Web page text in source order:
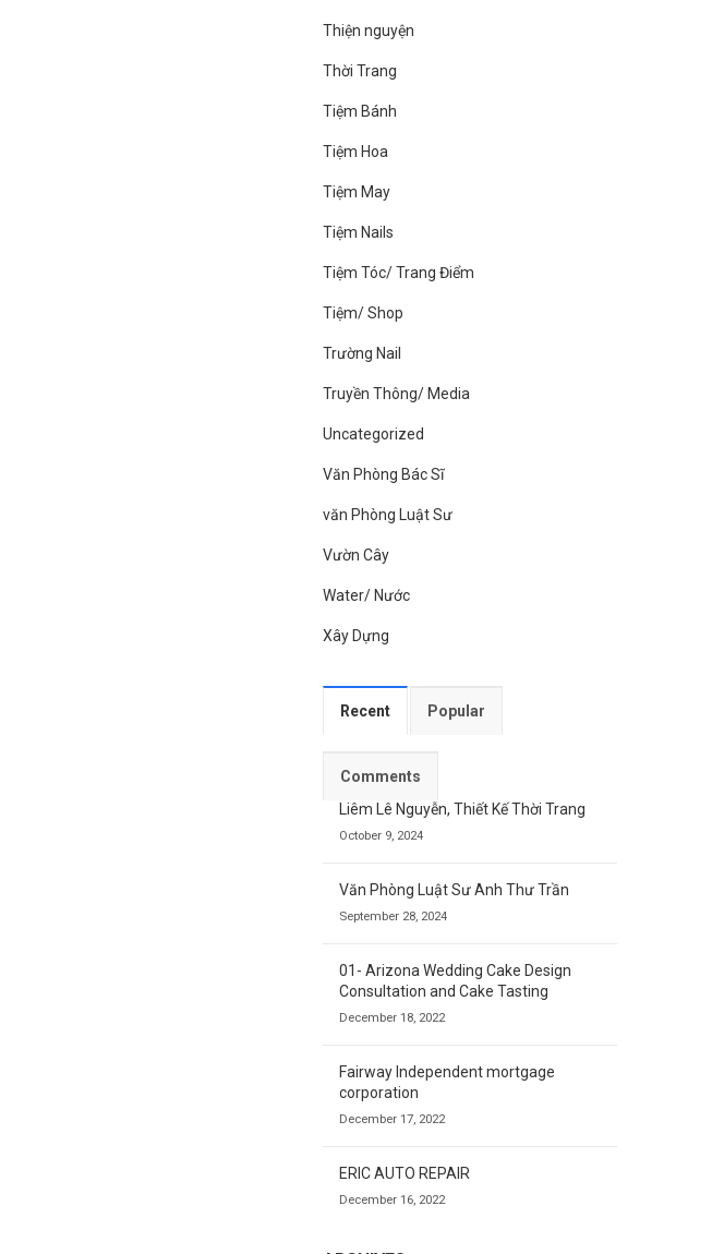
Thiện nguyện
Thời Trang
Tiệm Bánh
Tiệm Hoa
Tiệm May
Tiệm Nails
Tiệm Tóc/ Trang Điểm
Tiệm/ Shop
Trường Nail
Truyền Thông/ Media
Uncategorized
Văn Phòng Bác Sĩ
văn Phòng Luật Sư
Vườn Cây
Water/ Nước
Xây Dựng
Recent Popular
Comments
Liêm Lê Nguyễn, Thiết Kế Thời Trang
October 9, 2024
Văn Phòng Luật Sư Anh Thư Trần
September 28, 2024
01- Arizona Wedding Cake Design
Consultation and Cake Tasting
December 18, 2022
Fairway Independent mortgage
corporation
December 17, 2022
ERIC AUTO REPAIR
December 16, 2022